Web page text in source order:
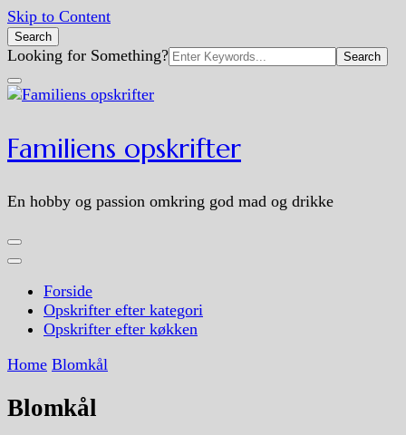
Skip to Content
Search
Search
for:
Looking for Something?
Familiens opskrifter
En hobby og passion omkring god mad og drikke
Forside
Opskrifter efter kategori
Opskrifter efter køkken
Home Blomkål
Blomkål